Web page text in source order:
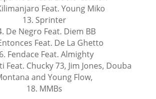
Feat. Young Miko
13. Sprinter
De Negro Feat. Diem BB
Feat. De La Ghetto
Fendace Feat. Almighty
Feat. Chucky 73, Jim Jones, Douba
and Young Flow,
18. MMBs